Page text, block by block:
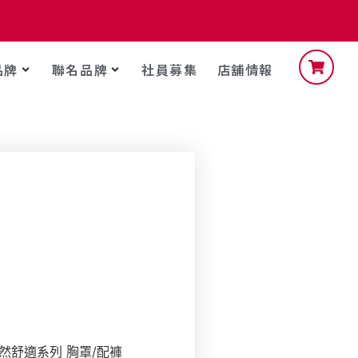
聯名品牌 社員募集 店舖情報
舒適系列 胸罩/配褲